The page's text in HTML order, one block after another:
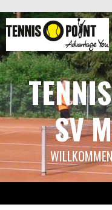
zum
Inhalt
SV